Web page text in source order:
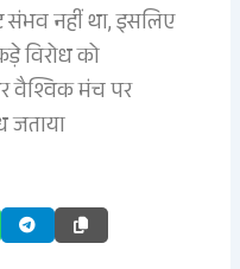
संभव नहीं था, इसलिए
विरोध को
वैश्विक मंच पर
जताया